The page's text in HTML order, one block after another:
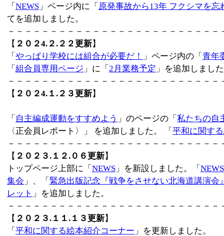
「 NEWS 」ページ内に「 原発事故から13年 フクシマを
てを追加しました。
－－－－－－－－－－－－－－－－－－－－－－－－
【 ２０２4.２.２２更新】
「 やっぱり学校には組合が必要だ！ 」ページ内の「 青年
「 組合員専用ページ 」に「 2月業務予定 」を追加しまし
－－－－－－－－－－－－－－－－－－－－－－－－
【 ２０２4.１.２３更新】
「 自主編成運動をすすめよう 」のページの「 私たちの自
〈正会員レポート〉」 を追加しました。 「 平和に関す
－－－－－－－－－－－－－－－－－－－－－－－－
【 ２０２３.１２.０６更新】
トップページ上部に「 NEWS 」を新設しました。「 NEWS
集会 」、「 緊急出版記念『戦争をさせない北海道講演会
レット 」を追加しました。
－－－－－－－－－－－－－－－－－－－－－－－－
【 ２０２３.１１.１３更新】
「 平和に関する絵本紹介コーナー 」を更新しました。